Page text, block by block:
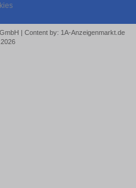
| Content by: 1A-Anzeigenmarkt.de